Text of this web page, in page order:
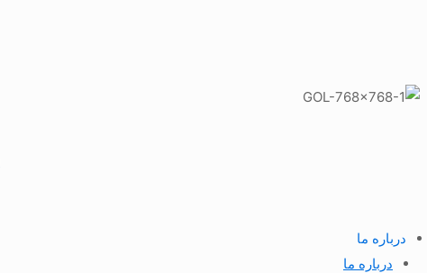
درباره ما
درباره ما